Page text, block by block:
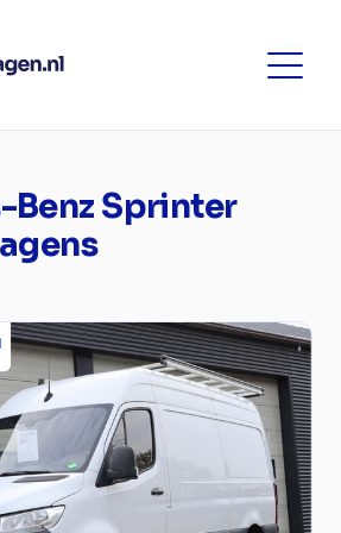
Benz Sprinter